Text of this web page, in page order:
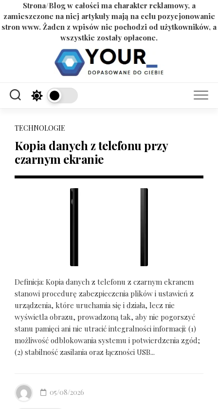
Strona/Blog w całości ma charakter reklamowy, a
zamieszczone na niej artykuły mają na celu pozycjonowanie
stron www. Żaden z wpisów nie pochodzi od użytkowników, a
wszystkie zostały opłacone.
TECHNOLOGIE
Kopia danych z telefonu przy
czarnym ekranie
Definicja: Kopia danych z telefonu z czarnym ekranem
stanowi procedurę zabezpieczenia plików i ustawień z
urządzenia, które uruchamia się i działa, lecz nie
wyświetla obrazu, prowadzoną tak, aby nie pogorszyć
stanu pamięci ani nie utracić integralności informacji: (1)
możliwość odblokowania systemu i potwierdzenia zgód;
(2) stabilność zasilania oraz łączności USB...
05/08/2026